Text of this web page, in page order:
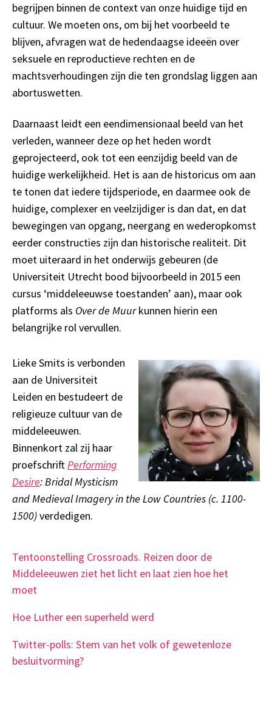
begrijpen binnen de context van onze huidige tijd en
cultuur. We moeten ons, om bij het voorbeeld te
blijven, afvragen wat de hedendaagse ideeën over
seksuele en reproductieve rechten en de
machtsverhoudingen zijn die ten grondslag liggen aan
abortuswetten.
Daarnaast leidt een eendimensionaal beeld van het
verleden, wanneer deze op het heden wordt
geprojecteerd, ook tot een eenzijdig beeld van de
huidige werkelijkheid. Het is aan de historicus om aan
te tonen dat iedere tijdsperiode, en daarmee ook de
huidige, complexer en veelzijdiger is dan dat, en dat
bewegingen van opgang, neergang en wederopkomst
eerder constructies zijn dan historische realiteit. Dit
moet uiteraard in het onderwijs gebeuren (de
Universiteit Utrecht bood bijvoorbeeld in 2015 een
cursus ‘middeleeuwse toestanden’ aan), maar ook
platforms als Over de Muurkunnen hierin een
belangrijke rol vervullen.
Lieke Smits is verbonden
aan de Universiteit
Leiden en bestudeert de
religieuze cultuur van de
middeleeuwen.
Binnenkort zal zij haar
proefschriftPerforming
Desire: Bridal Mysticism
and Medieval Imagery in the Low Countries (c. 1100-
1500)verdedigen.
Tentoonstelling Crossroads. Reizen door de
Middeleeuwen ziet het licht en laat zien hoe het
moet
Hoe Luther een superheld werd
Twitter-polls: Stem van het volk of gewetenloze
besluitvorming?